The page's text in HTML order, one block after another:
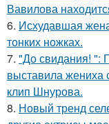
Вавилова
6. Исхудавшая
тонких ножках.
7. "До свидания! ":
выставила жениха
клип Шнурова.
8. Новый тренд